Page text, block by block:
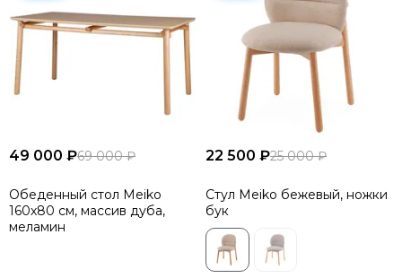
49 000 ₽69 000 ₽
Обеденный стол Meiko
160х80 см, массив дуба,
меламин
22 500 ₽25 000 ₽
Стул Meiko бежевый, ножки
бук